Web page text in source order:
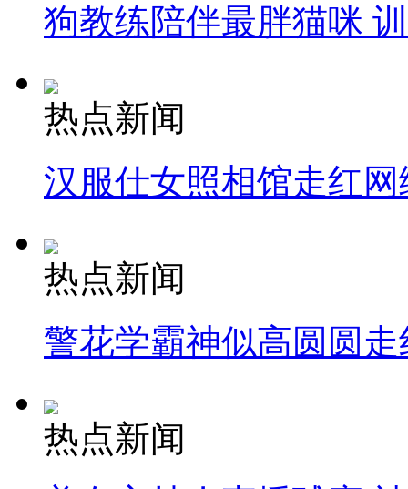
狗教练陪伴最胖猫咪
热点新闻
汉服仕女照相馆走红网
热点新闻
警花学霸神似高圆圆走
热点新闻